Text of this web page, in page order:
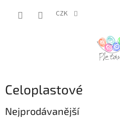
CZK
Celoplastové
Nejprodávanější